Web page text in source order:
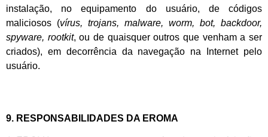
instalação, no equipamento do usuário, de códigos
maliciosos (vírus, trojans, malware, worm, bot, backdoor,
spyware, rootkit, ou de quaisquer outros que venham a ser
criados), em decorrência da navegação na Internet pelo
usuário.
9. RESPONSABILIDADES DA EROMA